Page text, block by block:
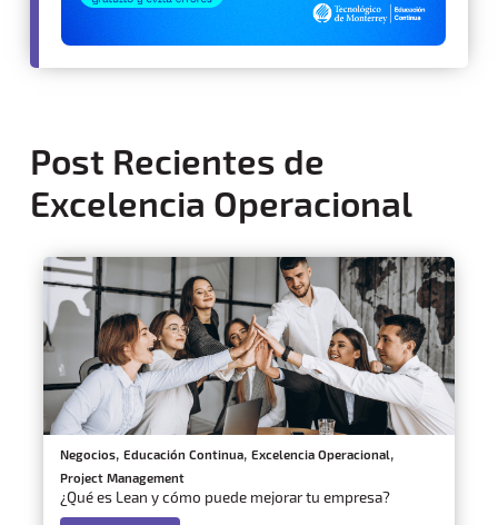
Post Recientes de
Excelencia Operacional
Negocios, Educación Continua, Excelencia Operacional,
Project Management
¿Qué es Lean y cómo puede mejorar tu empresa?